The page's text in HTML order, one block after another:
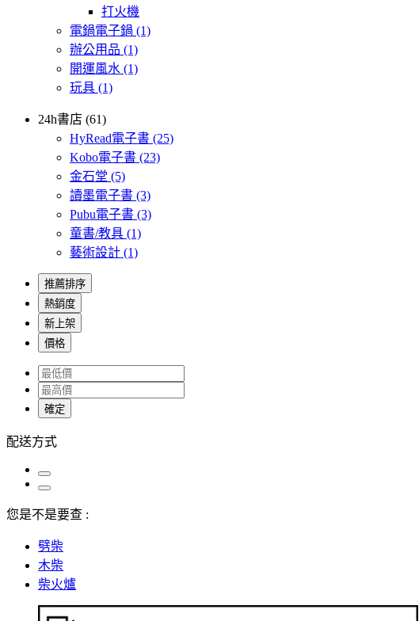
打火機
電鍋電子鍋 (1)
辦公用品 (1)
開運風水 (1)
玩具 (1)
24h書店 (61)
HyRead電子書 (25)
Kobo電子書 (23)
金石堂 (5)
讀墨電子書 (3)
Pubu電子書 (3)
童書/教具 (1)
藝術設計 (1)
推薦排序
熱銷度
新上架
價格
確定
配送方式
您是不是要查 :
劈柴
木柴
柴火爐